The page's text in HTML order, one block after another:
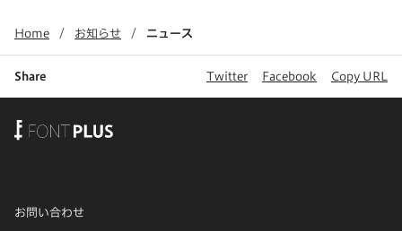
Home お知らせ ニュース
Share Twitter Facebook Copy URL
お問い合わせ